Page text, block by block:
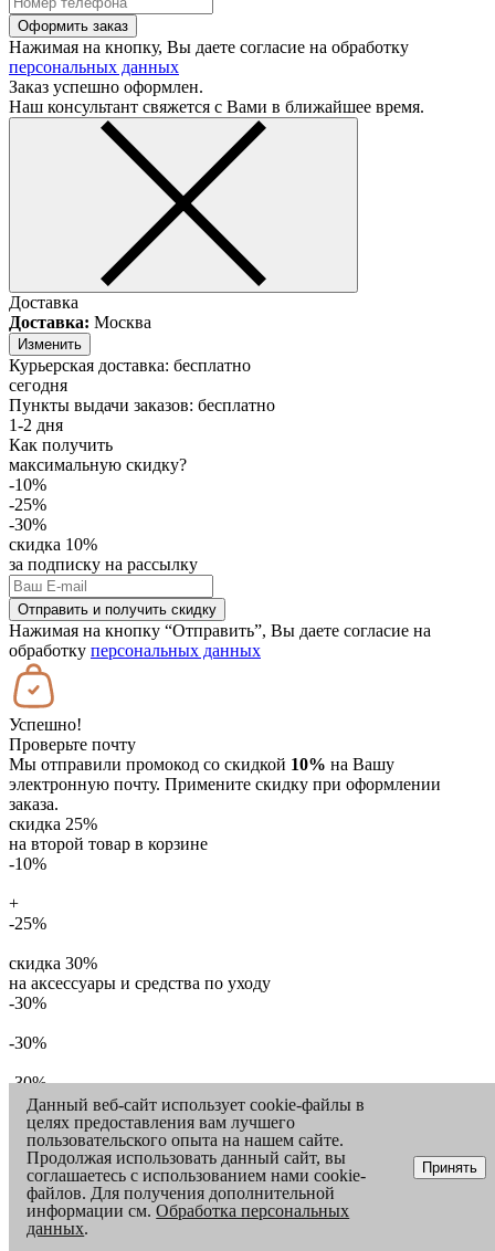
Оформить заказ
Нажимая на кнопку, Вы даете согласие на обработку
персональных данных
Заказ успешно оформлен.
Наш консультант свяжется с Вами в ближайшее время.
Доставка
Доставка: Москва
Изменить
Курьерская доставка: бесплатно
сегодня
Пункты выдачи заказов: бесплатно
1-2 дня
Как получить
максимальную скидку?
-10%
-25%
-30%
скидка 10%
за подписку на рассылку
Отправить и получить скидку
Нажимая на кнопку “Отправить”, Вы даете согласие на
обработку персональных данных
Успешно!
Проверьте почту
Мы отправили промокод со скидкой 10% на Вашу
электронную почту. Примените скидку при оформлении
заказа.
скидка 25%
на второй товар в корзине
-10%
+
-25%
скидка 30%
на аксессуары и средства по уходу
-30%
-30%
-30%
ШАГ1/3
Вам может понравиться
Данный веб-сайт использует cookie-файлы в
целях предоставления вам лучшего
пользовательского опыта на нашем сайте.
Продолжая использовать данный сайт, вы
соглашаетесь с использованием нами cookie-
файлов. Для получения дополнительной
информации см.Обработка персональных
данных.
Принять